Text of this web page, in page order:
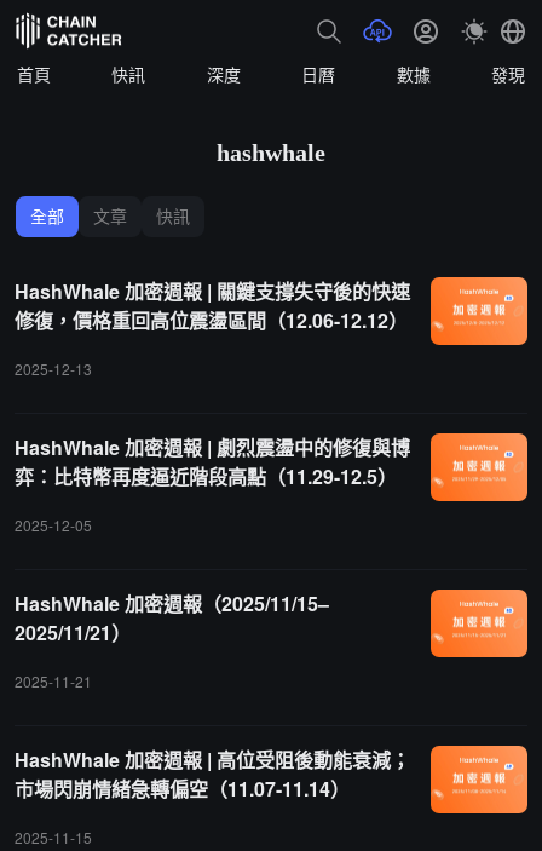
首頁 快訊 深度 日曆 數據 發現
hashwhale
全部 文章 快訊
HashWhale 加密週報 | 關鍵支撐失守後的快速
修復，價格重回高位震盪區間（12.06-12.12）
2025-12-13
HashWhale 加密週報 | 劇烈震盪中的修復與博
弈：比特幣再度逼近階段高點（11.29-12.5）
2025-12-05
HashWhale 加密週報（2025/11/15–
2025/11/21）
2025-11-21
HashWhale 加密週報 | 高位受阻後動能衰減；
市場閃崩情緒急轉偏空（11.07-11.14）
2025-11-15